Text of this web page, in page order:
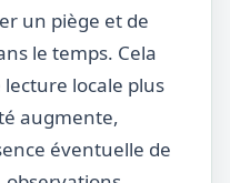
un piège et de
le temps. Cela
locale plus
augmente,
éventuelle de